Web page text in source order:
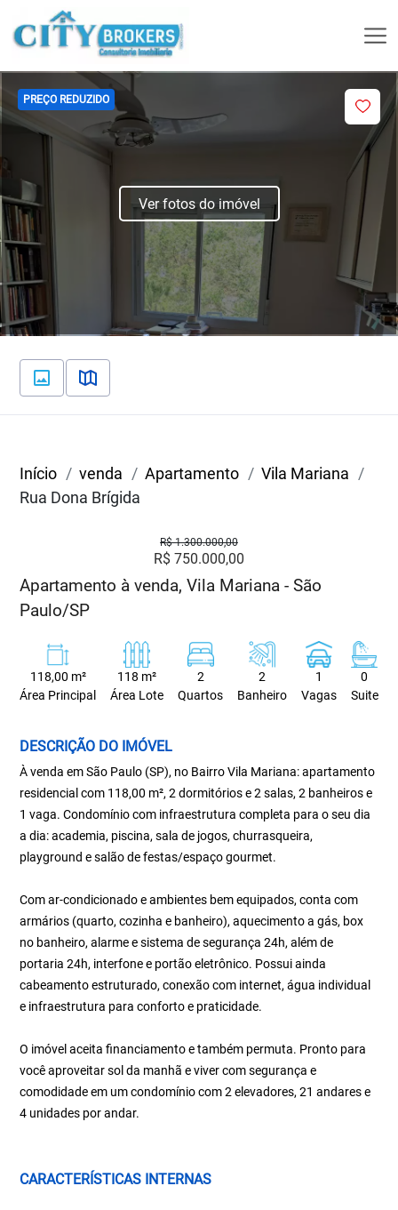
PREÇO REDUZIDO
Ver fotos do imóvel
Início venda Apartamento
Vila Mariana
Rua Dona Brígida
R$ 1.300.000,00
R$ 750.000,00
Apartamento à venda, Vila Mariana - São
Paulo/SP
118,00 m²
Área Principal
118 m²
Área Lote
2
Quartos
2
Banheiro
1
Vagas
0
Suite
DESCRIÇÃO DO IMÓVEL
À venda em São Paulo (SP), no Bairro Vila Mariana: apartamento
residencial com 118,00 m², 2 dormitórios e 2 salas, 2 banheiros e
1 vaga. Condomínio com infraestrutura completa para o seu dia
a dia: academia, piscina, sala de jogos, churrasqueira,
playground e salão de festas/espaço gourmet.
Com ar-condicionado e ambientes bem equipados, conta com
armários (quarto, cozinha e banheiro), aquecimento a gás, box
no banheiro, alarme e sistema de segurança 24h, além de
portaria 24h, interfone e portão eletrônico. Possui ainda
cabeamento estruturado, conexão com internet, água individual
e infraestrutura para conforto e praticidade.
O imóvel aceita financiamento e também permuta. Pronto para
você aproveitar sol da manhã e viver com segurança e
comodidade em um condomínio com 2 elevadores, 21 andares e
4 unidades por andar.
CARACTERÍSTICAS INTERNAS